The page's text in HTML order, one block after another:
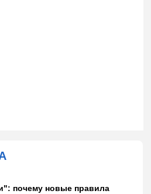
почему новые правила